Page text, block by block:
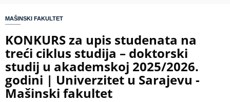
MAŠINSKI FAKULTET
KONKURS za upis studenata na
treći ciklus studija – doktorski
studij u akademskoj 2025/2026.
godini | Univerzitet u Sarajevu -
Mašinski fakultet